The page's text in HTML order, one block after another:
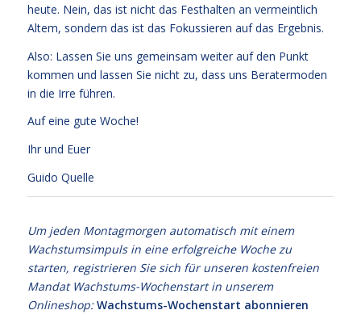
heute. Nein, das ist nicht das Festhalten an vermeintlich
Altem, sondern das ist das Fokussieren auf das Ergebnis.
Also: Lassen Sie uns gemeinsam weiter auf den Punkt
kommen und lassen Sie nicht zu, dass uns Beratermoden
in die Irre führen.
Auf eine gute Woche!
Ihr und Euer
Guido Quelle
Um jeden Montagmorgen automatisch mit einem
Wachstumsimpuls in eine erfolgreiche Woche zu
starten, registrieren Sie sich für unseren kostenfreien
Mandat Wachstums-Wochenstart in unserem
Onlineshop:Wachstums-Wochenstart abonnieren